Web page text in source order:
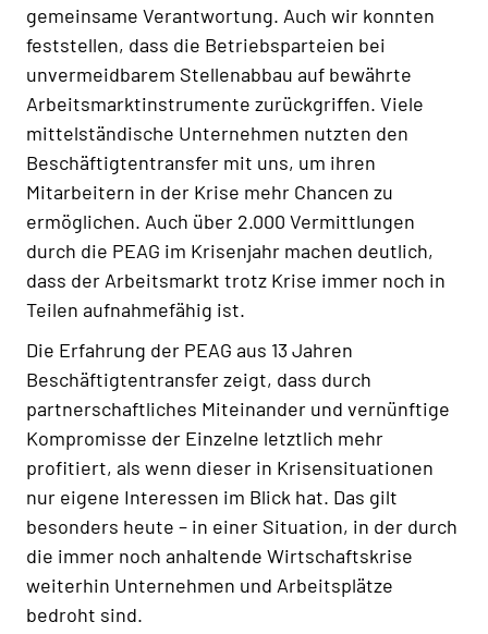
gemeinsame Verantwortung. Auch wir konnten
feststellen, dass die Betriebsparteien bei
unvermeidbarem Stellenabbau auf bewährte
Arbeitsmarktinstrumente zurückgriffen. Viele
mittelständische Unternehmen nutzten den
Beschäftigtentransfer mit uns, um ihren
Mitarbeitern in der Krise mehr Chancen zu
ermöglichen. Auch über 2.000 Vermittlungen
durch die PEAG im Krisenjahr machen deutlich,
dass der Arbeitsmarkt trotz Krise immer noch in
Teilen aufnahmefähig ist.
Die Erfahrung der PEAG aus 13 Jahren
Beschäftigtentransfer zeigt, dass durch
partnerschaftliches Miteinander und vernünftige
Kompromisse der Einzelne letztlich mehr
profitiert, als wenn dieser in Krisensituationen
nur eigene Interessen im Blick hat. Das gilt
besonders heute – in einer Situation, in der durch
die immer noch anhaltende Wirtschaftskrise
weiterhin Unternehmen und Arbeitsplätze
bedroht sind.